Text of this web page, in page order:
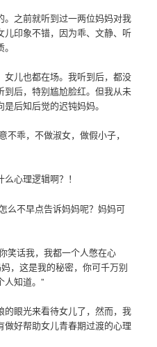
之前就听到过一两位妈妈对我
印象不错，因为乖、文静、听
儿也都在场。我听到后，都没
后，特别尴尬脸红。但我从未
后知后觉的迟钝妈妈。
不乖，不做淑女，做假小子，
心理逻辑啊？！
么不早点告诉妈妈呢？妈妈可
笑话我，我都一个人憋在心
，这是我的秘密，你可千万别
人知道。”
眼光来看待女儿了，然而，我
好帮助女儿青春期过渡的心理